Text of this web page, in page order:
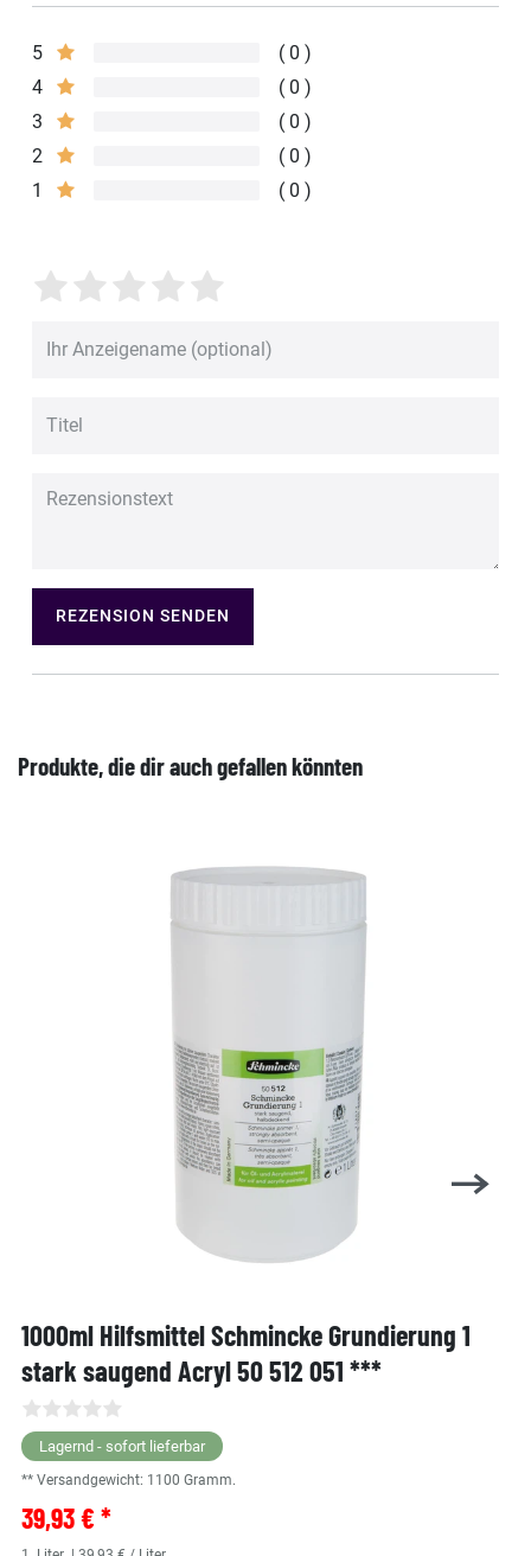
5
0
4
0
3
0
2
0
1
0
REZENSION SENDEN
Produkte, die dir auch gefallen könnten
1000ml Hilfsmittel Schmincke Grundierung 1
stark saugend Acryl 50 512 051 ***
Lagernd - sofort lieferbar
** Versandgewicht: 1100 Gramm.
39,93 € *